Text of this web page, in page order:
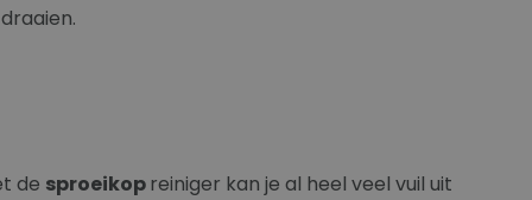
de sproeikopreiniger kan je al heel veel vuil uit